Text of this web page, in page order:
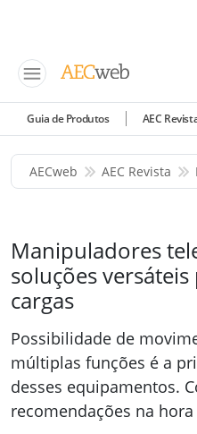
Guia de Produtos AEC
AECweb AEC Revista
Manipuladores
soluções
cargas
Possibilidade de
múltiplas funções é a
desses equipamentos.
recomendações na